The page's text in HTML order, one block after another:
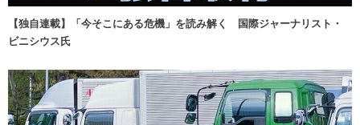
【独自連載】「今そこにある危機」を読み解く 国際ジャーナリスト・
ビニシウス氏